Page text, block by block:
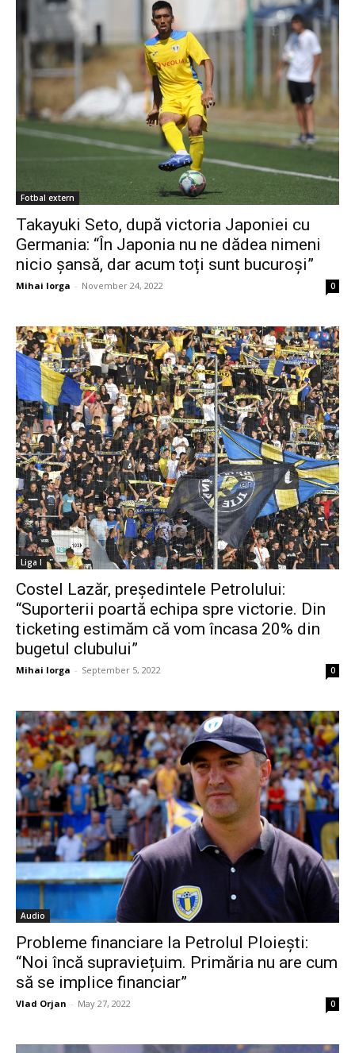
Fotbal extern
Takayuki Seto, după victoria Japoniei cu
Germania: “În Japonia nu ne dădea nimeni
nicio șansă, dar acum toți sunt bucuroși”
Mihai Iorga - November 24, 2022 0
Liga I
Costel Lazăr, președintele Petrolului:
“Suporterii poartă echipa spre victorie. Din
ticketing estimăm că vom încasa 20% din
bugetul clubului”
Mihai Iorga - September 5, 2022 0
Audio
Probleme financiare la Petrolul Ploiești:
“Noi încă supraviețuim. Primăria nu are cum
să se implice financiar”
Vlad Orjan - May 27, 2022 0